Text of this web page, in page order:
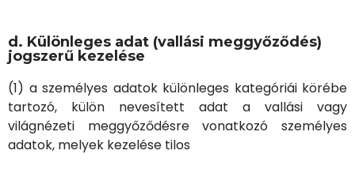
d. Különleges adat (vallási meggyőződés)
jogszerű kezelése
(1) a személyes adatok különleges kategóriái körébe
tartozó, külön nevesített adat a vallási vagy
világnézeti meggyőződésre vonatkozó személyes
adatok, melyek kezelése tilos